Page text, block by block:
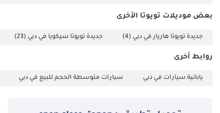
بعض موديلات تويوتا الأخرى
جديدة تويوتا هاريار في دبي (4) جديدة تويوتا سيكويا في دبي (23)
روابط أخرى
يابانية سيارات في دبي سيارات متوسطة الحجم للبيع في دبي